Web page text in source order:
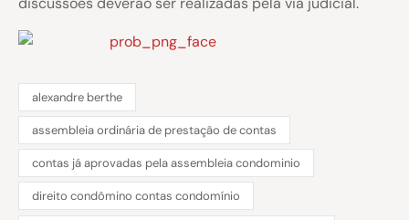
alexandre berthe
assembleia ordinária de prestação de contas
contas já aprovadas pela assembleia condominio
direito condômino contas condomínio